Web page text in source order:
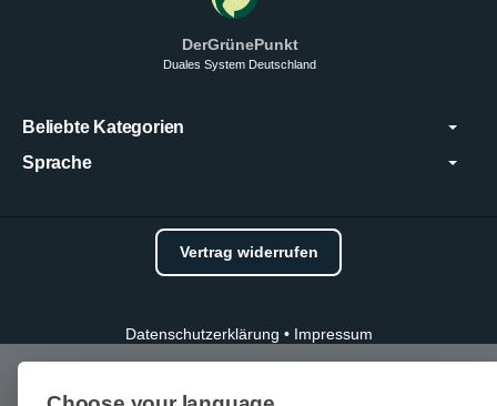
DerGrünePunkt
Duales System Deutschland
Beliebte Kategorien
Sprache
Vertrag widerrufen
Datenschutzerklärung • Impressum